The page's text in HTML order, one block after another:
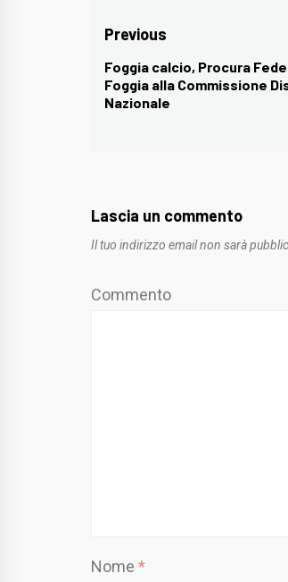
Navigazione
articoli
Previous
Previous
post:
Foggia calcio, Procura
Foggia alla Commissione
Nazionale
Lascia un commento
Il tuo indirizzo email non sarà
Commento
Nome *